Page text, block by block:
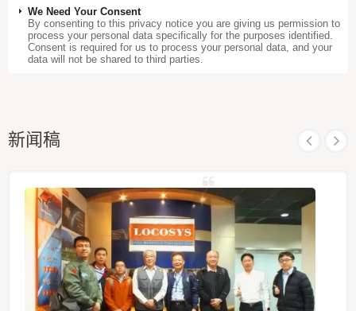
We Need Your Consent
By consenting to this privacy notice you are giving us permission to
process your personal data specifically for the purposes identified.
Consent is required for us to process your personal data, and your
data will not be shared to third parties.
新闻稿